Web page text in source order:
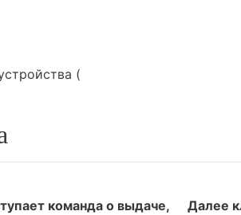
(
команда о выдаче,
Далее